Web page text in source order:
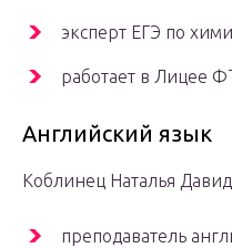
эксперт ЕГЭ по
работает в Лицее
Английский язык
Коблинец Наталья
преподаватель